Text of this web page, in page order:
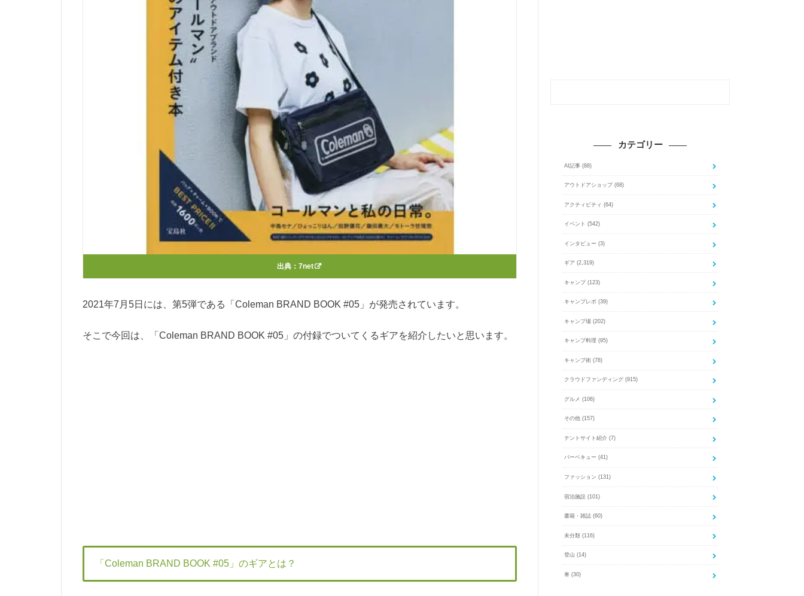
出典： 7net
2021年7月5日には、第5弾である「Coleman BRAND BOOK #05」が発売されています。
そこで今回は、「Coleman BRAND BOOK #05」の付録でついてくるギアを紹介したいと思います。
「Coleman BRAND BOOK #05」のギアとは？
カテゴリー
AI記事 (88)
アウトドアショップ (68)
アクティビティ (64)
イベント (542)
インタビュー (3)
ギア (2,319)
キャンプ (123)
キャンプレポ (39)
キャンプ場 (202)
キャンプ料理 (95)
キャンプ術 (78)
クラウドファンディング (915)
グルメ (106)
その他 (157)
テントサイト紹介 (7)
バーベキュー (41)
ファッション (131)
宿泊施設 (101)
書籍・雑誌 (60)
未分類 (116)
登山 (14)
車 (30)